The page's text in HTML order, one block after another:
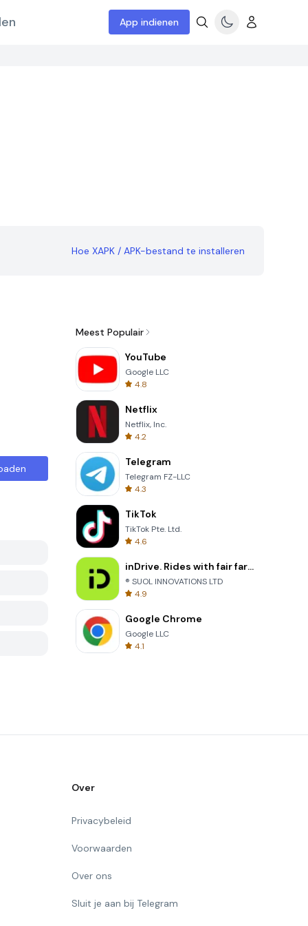
App indienen
Hoe XAPK / APK-bestand te installeren
Meest Populair
YouTube
Google LLC
4.8
Netflix
Netflix, Inc.
4.2
Telegram
Telegram FZ-LLC
4.3
TikTok
TikTok Pte. Ltd.
4.6
inDrive. Rides with fair fares
® SUOL INNOVATIONS LTD
4.9
Google Chrome
Google LLC
4.1
Over
Privacybeleid
Voorwaarden
Over ons
Sluit je aan bij Telegram